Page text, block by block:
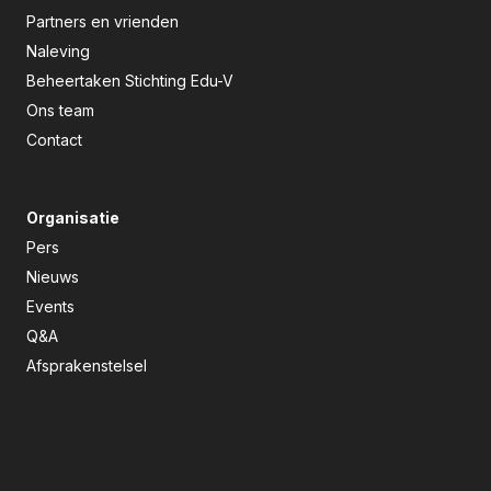
Partners en vrienden
Naleving
Beheertaken Stichting Edu-V
Ons team
Contact
Organisatie
Pers
Nieuws
Events
Q&A
Afsprakenstelsel